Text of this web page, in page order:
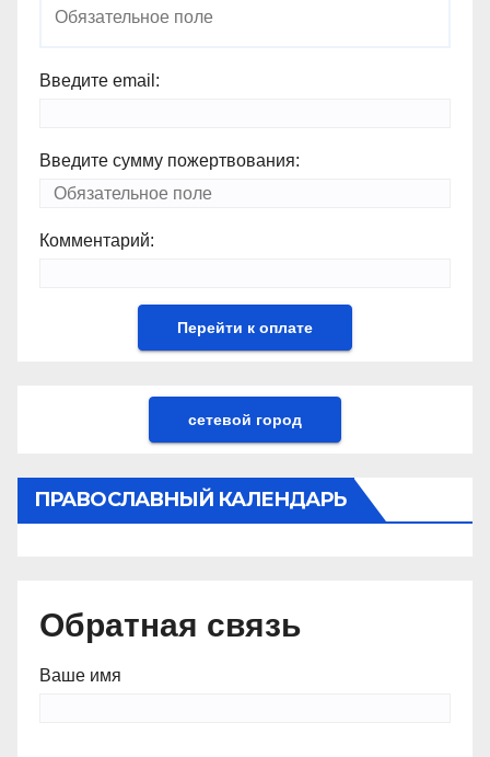
Введите email:
Введите сумму пожертвования:
Комментарий:
сетевой город
ПРАВОСЛАВНЫЙ КАЛЕНДАРЬ
Обратная связь
Ваше имя